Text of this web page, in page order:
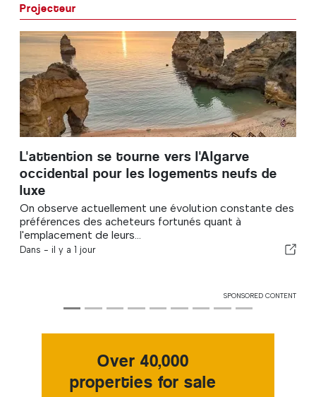
Projecteur
L'attention se tourne vers l'Algarve
occidental pour les logements neufs de
luxe
On observe actuellement une évolution constante des
préférences des acheteurs fortunés quant à
l'emplacement de leurs...
Dans - il y a 1 jour
SPONSORED CONTENT
Over 40,000
properties for sale